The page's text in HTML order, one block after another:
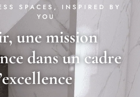
SPACES, INSPIRED BY
YOU
une mission
dans un cadre